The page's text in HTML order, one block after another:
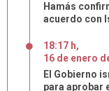
Hamás
acuerdo con
18:17 h,
16 de enero
El Gobierno
para aprobar